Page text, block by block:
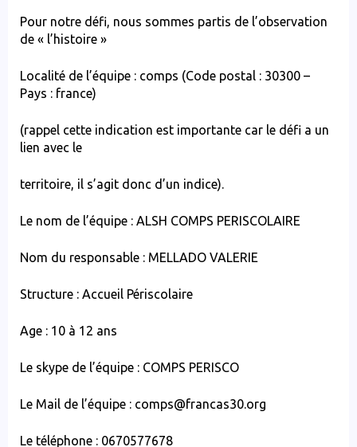
Pour notre défi, nous sommes partis de l’observation
de « l’histoire »
Localité de l’équipe : comps (Code postal : 30300 –
Pays : france)
(rappel cette indication est importante car le défi a un
lien avec le
territoire, il s’agit donc d’un indice).
Le nom de l’équipe : ALSH COMPS PERISCOLAIRE
Nom du responsable : MELLADO VALERIE
Structure : Accueil Périscolaire
Age : 10 à 12 ans
Le skype de l’équipe : COMPS PERISCO
Le Mail de l’équipe : comps@francas30.org
Le téléphone : 0670577678